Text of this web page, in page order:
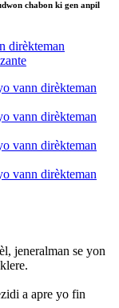
​​chabon ki gen anpil
jeneralman se yon
a apre yo fin